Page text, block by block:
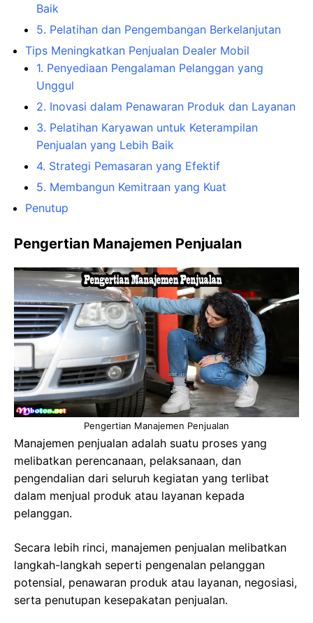
Baik
5. Pelatihan dan Pengembangan Berkelanjutan
Tips Meningkatkan Penjualan Dealer Mobil
1. Penyediaan Pengalaman Pelanggan yang
Unggul
2. Inovasi dalam Penawaran Produk dan Layanan
3. Pelatihan Karyawan untuk Keterampilan
Penjualan yang Lebih Baik
4. Strategi Pemasaran yang Efektif
5. Membangun Kemitraan yang Kuat
Penutup
Pengertian Manajemen Penjualan
Pengertian Manajemen Penjualan
Manajemen penjualan adalah suatu proses yang
melibatkan perencanaan, pelaksanaan, dan
pengendalian dari seluruh kegiatan yang terlibat
dalam menjual produk atau layanan kepada
pelanggan.
Secara lebih rinci, manajemen penjualan melibatkan
langkah-langkah seperti pengenalan pelanggan
potensial, penawaran produk atau layanan, negosiasi,
serta penutupan kesepakatan penjualan.